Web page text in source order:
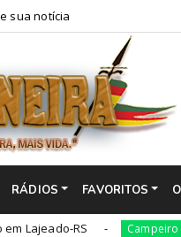
sua notícia
RÁDIOS FAVORITOS
RS Campeiro 21ª